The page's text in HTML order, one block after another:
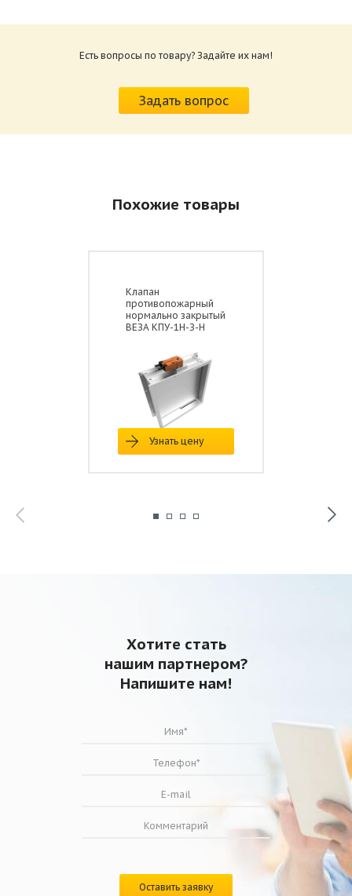
ВИНГС-М КЛОП-2.pdf
приводов КЛОП-2.pdf
Размер: 259.6 Кб
Есть вопросы по товару? Задайте их нам!
Задать вопрос
Похожие товары
Клапан
противопожарный
нормально закрытый
ВЕЗА КПУ-1Н-З-Н
Узнать цену
Хотите стать
нашим партнером?
Напишите нам!
Оставить заявку